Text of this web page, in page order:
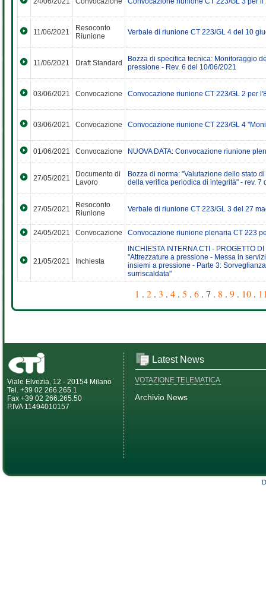
11/06/2021
Resoconto
Riunione
Verbale di riunione CT 223/GL 4 del 10
11/06/2021 Draft Standard
Bozza di specifica tecnica: Monitoraggio
pressione - Rev. 6 del 10/06/2021
03/06/2021 Convocazione Convocazione riunione CT 223/GL 2 per
03/06/2021 Convocazione Convocazione riunione CT 223/GL 4
01/06/2021 Convocazione NUOVA DATA: Convocazione riunione
27/05/2021
Documento di
Lavoro
Bozza di norma: "Valutazione dello stato
della verifica periodica di integrità" - rev. 7
27/05/2021
Resoconto
Riunione
Verbale di riunione CT 223/GL 3 del 27
24/05/2021 Convocazione Convocazione riunione plenaria CT 223
21/05/2021 Inchiesta
INCHIESTA INTERNA CTI - PROGETTO
"Attrezzature a pressione - Messa in
insiemi a pressione - Parte 3:
surriscaldata"
1 . 2 . 3 . 4 . 5 . 6 . 7 . 8 . 9 . 10 .
Viale Elvezia, 12 - 20154 Milano
Tel. +39 02 266.265.1
Fax +39 02 266.265.50
P.IVA 11494010157
Latest News
VOTAZIONE TELEMATICA
Archivio News